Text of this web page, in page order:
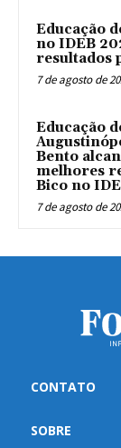
Educação
no IDEB
resultados
7 de agosto de
Educação
Bento
melhores
Bico no
7 de agosto de
CONTATO
SOBRE